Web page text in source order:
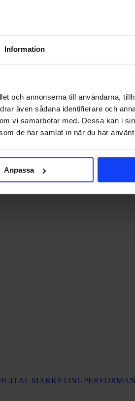
Information
och annonserna till användarna,
även sådana identifierare och
vi samarbetar med. Dessa kan i
de har samlat in när du har
Anpassa
SOCIALA
MARKETING